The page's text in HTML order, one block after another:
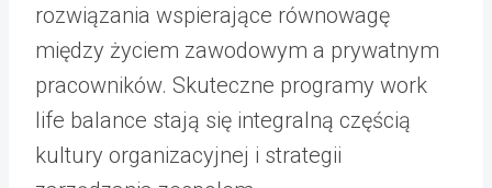
rozwiązania wspierające równowagę
między życiem zawodowym a prywatnym
pracowników. Skuteczne programy work
life balance stają się integralną częścią
kultury organizacyjnej i strategii